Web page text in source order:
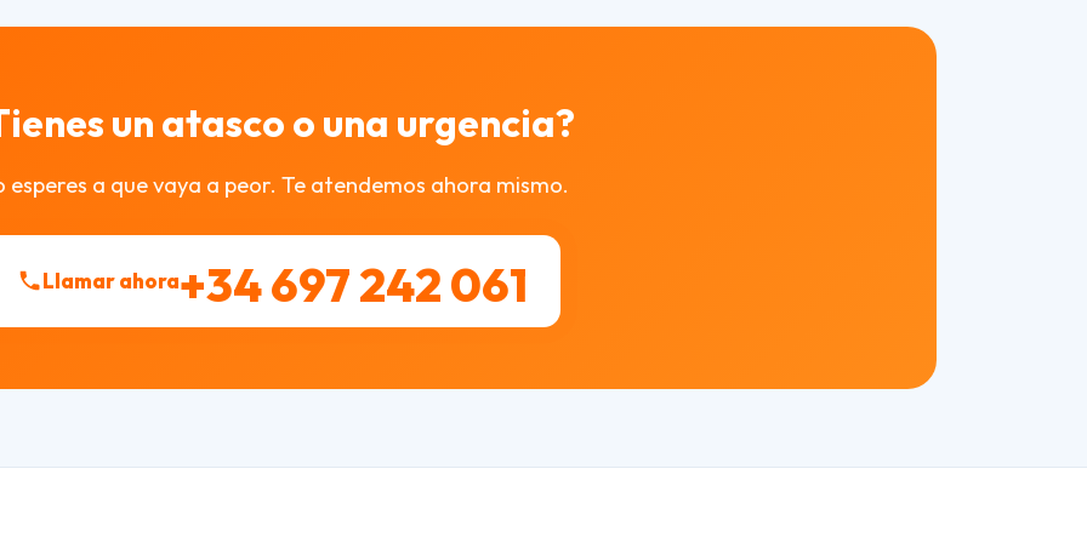
un atasco o una urgencia?
esperes a que vaya a peor. Te atendemos ahora mismo.
Llamar ahora+34 697 242 061